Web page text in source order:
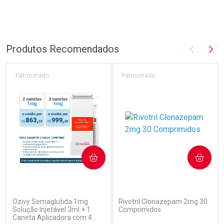
Produtos Recomendados Imagem
Ozivy Semaglutida 1mg
Solução Injetável 3ml + 1
Caneta Aplicadora com 4
Patrocinado
COMPRAR
Rivotril Clonazepam 2mg 30
Comprimidos
Patrocinado
COMPRAR